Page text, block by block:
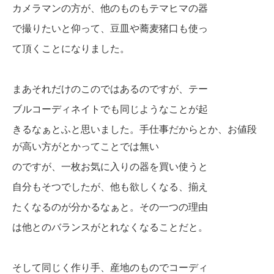
カメラマンの方が、他のものもテマヒマの器
で撮りたいと仰って、豆皿や蕎麦猪口も使っ
て頂くことになりました。
まあそれだけのこのではあるのですが、テー
ブルコーディネイトでも同じようなことが起
きるなぁとふと思いました。手仕事だからとか、お値段
が高い方がとかってことでは無い
のですが、一枚お気に入りの器を買い使うと
自分もそつでしたが、他も欲しくなる、揃え
たくなるのが分かるなぁと。その一つの理由
は他とのバランスがとれなくなることだと。
そして同じく作り手、産地のものでコーディ